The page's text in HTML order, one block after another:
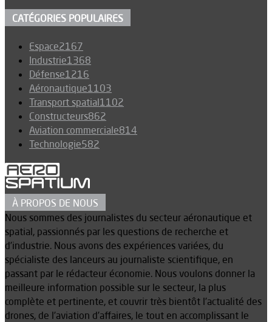
CATÉGORIES POPULAIRES
Espace2167
Industrie1368
Défense1216
Aéronautique1103
Transport spatial1102
Constructeurs862
Aviation commerciale814
Technologie582
À PROPOS DE NOUS
Nous sommes des journalistes du secteur aéronautique et
spatial, passionnés par les questions de recherche et
d’industrie. Nous avons des expériences variées, du
spécialiste des lanceurs au journaliste scientifique, en
passant par le rédacteur économie. Nous voulons donner la
meilleure information possible sur le secteur, la plus
complète et pertinente, et couvrir très bientôt l’actualité des
drones, de l’aviation d’affaires, le tout en accomplissant le